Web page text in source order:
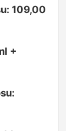
109,00
+